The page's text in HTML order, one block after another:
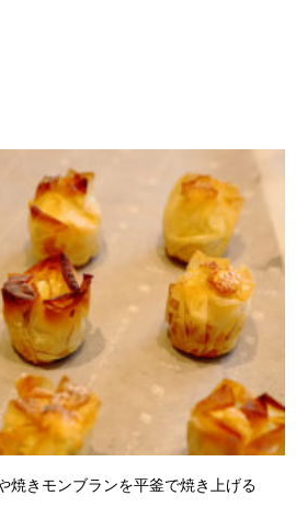
焼きモンブランを平釜で焼き上げる